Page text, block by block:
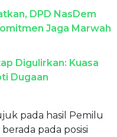
DPD NasDem
Jaga Marwah
Digulirkan: Kuasa
Dugaan
pada hasil Pemilu
berada pada posisi